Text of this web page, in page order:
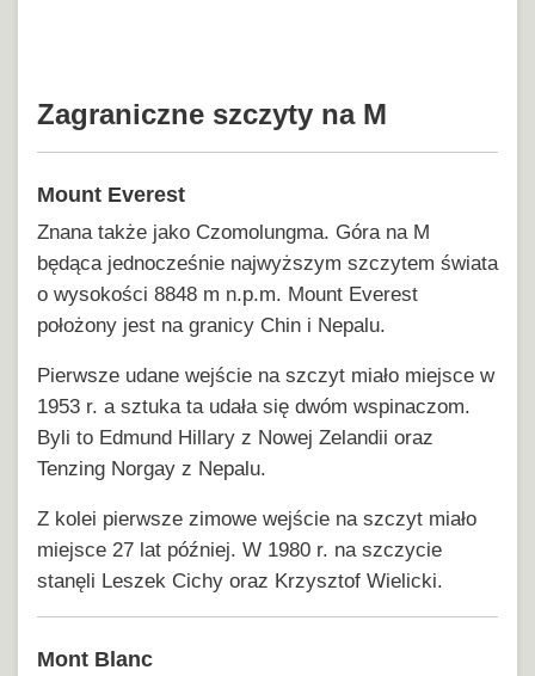
Zagraniczne szczyty na M
Mount Everest
Znana także jako Czomolungma. Góra na M
będąca jednocześnie najwyższym szczytem świata
o wysokości 8848 m n.p.m. Mount Everest
położony jest na granicy Chin i Nepalu.
Pierwsze udane wejście na szczyt miało miejsce w
1953 r. a sztuka ta udała się dwóm wspinaczom.
Byli to Edmund Hillary z Nowej Zelandii oraz
Tenzing Norgay z Nepalu.
Z kolei pierwsze zimowe wejście na szczyt miało
miejsce 27 lat później. W 1980 r. na szczycie
stanęli Leszek Cichy oraz Krzysztof Wielicki.
Mont Blanc